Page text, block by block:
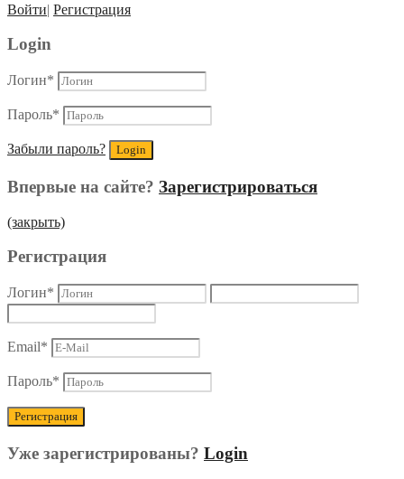
Войти| Регистрация
Login
Логин*
Пароль*
Забыли пароль?
Впервые на сайте? Зарегистрироваться
(закрыть)
Регистрация
Логин*
Email*
Пароль*
Уже зарегистрированы? Login